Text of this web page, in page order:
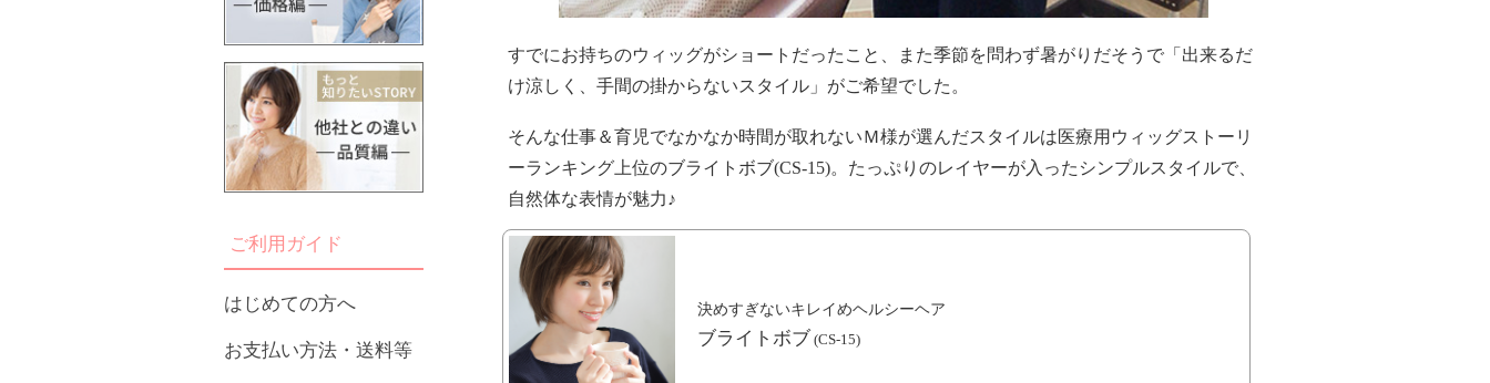
ご利用ガイド
はじめての方へ
お支払い方法・送料等
すでにお持ちのウィッグがショートだったこと、また季節を問わず暑がりだそうで「出来るだ
け涼しく、手間の掛からないスタイル」がご希望でした。
そんな仕事＆育児でなかなか時間が取れないＭ様が選んだスタイルは医療用ウィッグストーリ
ーランキング上位のブライトボブ(CS-15)。たっぷりのレイヤーが入ったシンプルスタイルで、
自然体な表情が魅力♪
決めすぎないキレイめヘルシーヘア
ブライトボブ (CS-15)